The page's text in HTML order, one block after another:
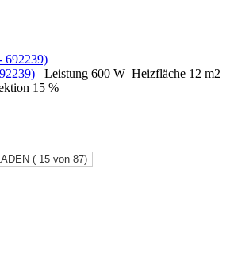
Leistung 600 W Heizfläche 12 m2
15 %
( 15 von 87)